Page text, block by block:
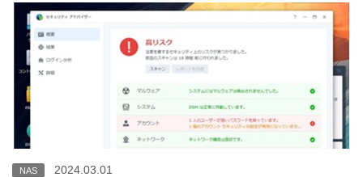
NAS 2024.03.01